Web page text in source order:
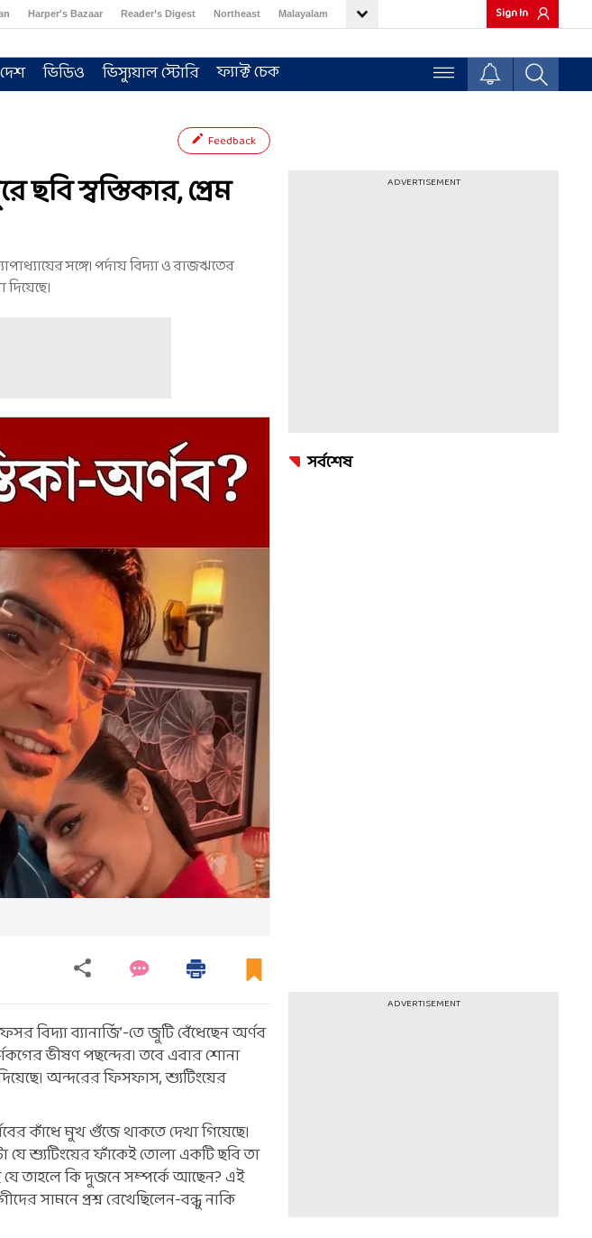
Harper's Bazaar Reader’s Digest Northeast Malayalam Sign In
দেশ ভিডিও ভিস্যুয়াল স্টোরি ফ্যাক্ট চেক
Feedback
স্বস্তিকার, প্রেম
সঙ্গে। পর্দায় বিদ্যা ও রাজঋতের
বিদ্যা ব্যানার্জি’-তে জুটি বেঁধেছেন অর্ণব
ভীষণ পছন্দের। তবে এবার শোনা
অন্দরের ফিসফাস, শ্যুটিংয়ের
কাঁধে মুখ গুঁজে থাকতে দেখা গিয়েছে।
যে শ্যুটিংয়ের ফাঁকেই তোলা একটি ছবি তা
যে তাহলে কি দুজনে সম্পর্কে আছেন? এই
সামনে প্রশ্ন রেখেছিলেন-বন্ধু নাকি
ADVERTISEMENT
সর্বশেষ
ADVERTISEMENT